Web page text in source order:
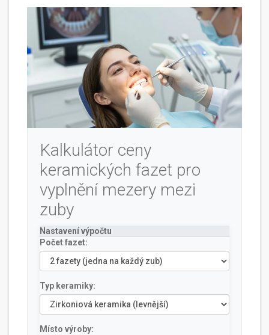
Kalkulátor ceny
keramických fazet pro
vyplnění mezery mezi
zuby
Nastavení výpočtu
Počet fazet:
Typ keramiky:
Místo výroby: